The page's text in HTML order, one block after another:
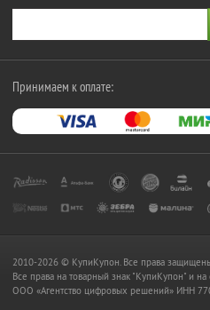
Принимаем к оплате:
2010-2026 © КупиКупон. Все права
Все права на товарный знак "КупиКупон" и
OOO «Агентство цифровых решений» ИНН